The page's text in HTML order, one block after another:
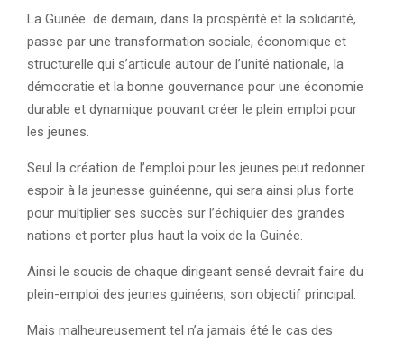
La Guinée de demain, dans la prospérité et la solidarité,
passe par une transformation sociale, économique et
structurelle qui s’articule autour de l’unité nationale, la
démocratie et la bonne gouvernance pour une économie
durable et dynamique pouvant créer le plein emploi pour
les jeunes.
Seul la création de l’emploi pour les jeunes peut redonner
espoir à la jeunesse guinéenne, qui sera ainsi plus forte
pour multiplier ses succès sur l’échiquier des grandes
nations et porter plus haut la voix de la Guinée.
Ainsi le soucis de chaque dirigeant sensé devrait faire du
plein-emploi des jeunes guinéens, son objectif principal.
Mais malheureusement tel n’a jamais été le cas des